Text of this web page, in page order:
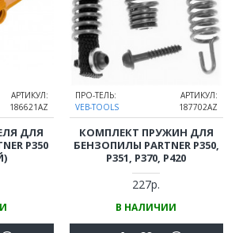
АРТИКУЛ:
186621AZ
ДЛЯ
P350
ПРО-ТЕЛЬ:
VEB-TOOLS
АРТИКУЛ:
187702AZ
КОМПЛЕКТ ПРУЖИН ДЛЯ
БЕНЗОПИЛЫ PARTNER P350,
P351, P370, P420
227р.
В НАЛИЧИИ